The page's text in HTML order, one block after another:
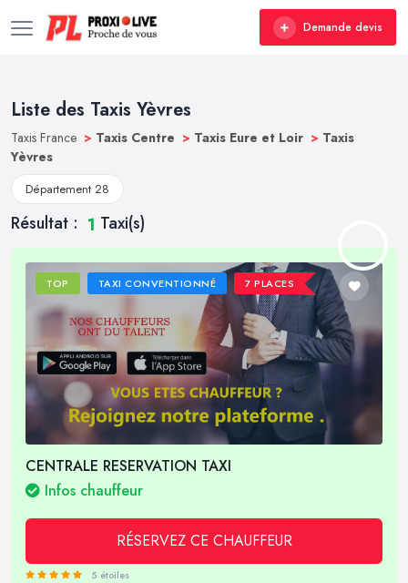
Demande devis
Liste des Taxis Yèvres
Taxis France > Taxis Centre > Taxis Eure et Loir > Taxis
Yèvres
Département 28
Résultat : 1 Taxi(s)
TOP TAXI CONVENTIONNÉ 7 PLACES
CENTRALE RESERVATION TAXI
Infos chauffeur
RÉSERVEZ CE CHAUFFEUR
5 étoiles